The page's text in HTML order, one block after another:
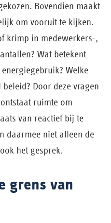
Bovendien maakt
om vooruit te kijken.
krimp in medewerkers-,
Wat betekent
Welke
Door deze vragen
ruimte om
van reactief bij te
daarmee niet alleen de
het gesprek.
grens van